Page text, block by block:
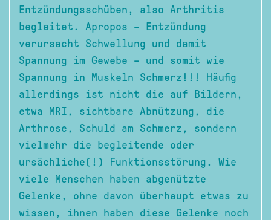
Entzündungsschüben, also Arthritis
begleitet. Apropos – Entzündung
verursacht Schwellung und damit
Spannung im Gewebe – und somit wie
Spannung in Muskeln Schmerz!!! Häufig
allerdings ist nicht die auf Bildern,
etwa MRI, sichtbare Abnützung, die
Arthrose, Schuld am Schmerz, sondern
vielmehr die begleitende oder
ursächliche(!) Funktionsstörung. Wie
viele Menschen haben abgenützte
Gelenke, ohne davon überhaupt etwas zu
wissen, ihnen haben diese Gelenke noch